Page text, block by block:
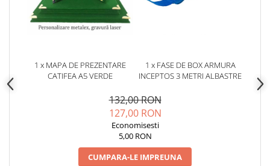
1 x MAPA DE PREZENTARE
CATIFEA A5 VERDE
1 x FASE DE BOX ARMURA
INCEPTOS 3 METRI ALBASTRE
132,00 RON
127,00 RON
Economisesti
5,00 RON
CUMPARA-LE IMPREUNA